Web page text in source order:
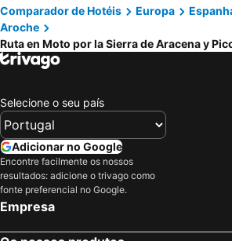
Praia de Monte Gordo
Praia da
Praia da Oura
Praia de São Rafael
Praia de
Playa de
da Figueirinha
Praia de São Torpes
Ilha do Pessegueiro
slide & splash
Parque Natural da Arrabida
Baía de Porto Covo Beach
Vilamoura Marina
do Ouro
Comparador de Hotéis Europa
Aroche
Ruta en Moto por la Sierra de Aracena y
Selecione o seu país
Adicionar no Google
Encontre facilmente os nossos
resultados: adicione o trivago como
fonte preferencial no Google.
Empresa